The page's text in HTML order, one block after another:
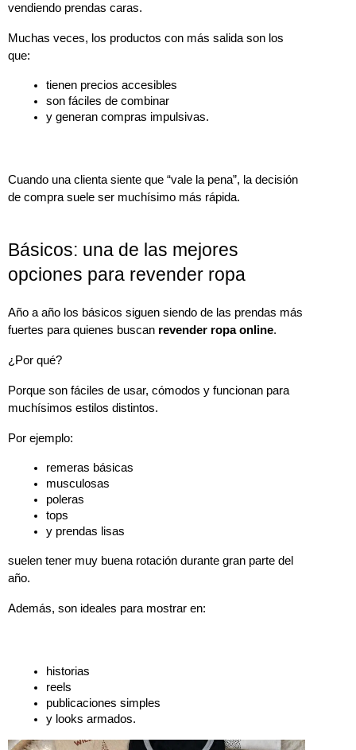
vendiendo prendas caras.
Muchas veces, los productos con más salida son los
que:
tienen precios accesibles
son fáciles de combinar
y generan compras impulsivas.
Cuando una clienta siente que “vale la pena”, la decisión
de compra suele ser muchísimo más rápida.
Básicos: una de las mejores
opciones para revender ropa
Año a año los básicos siguen siendo de las prendas más
fuertes para quienes buscan revender ropa online.
¿Por qué?
Porque son fáciles de usar, cómodos y funcionan para
muchísimos estilos distintos.
Por ejemplo:
remeras básicas
musculosas
poleras
tops
y prendas lisas
suelen tener muy buena rotación durante gran parte del
año.
Además, son ideales para mostrar en:
historias
reels
publicaciones simples
y looks armados.